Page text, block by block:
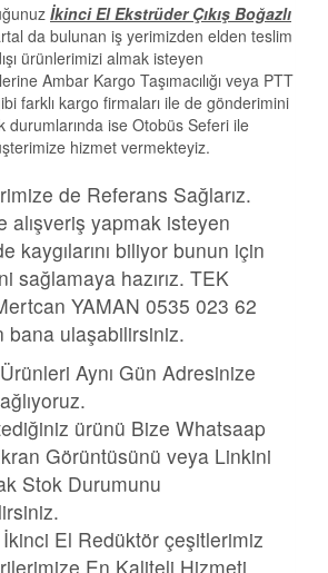
İkinci El Ekstrüder Çıkış Boğazlı
da bulunan iş yerimizden elden teslim
ürünlerimizi almak isteyen
Ambar Kargo Taşımacılığı veya PTT
farklı kargo firmaları ile de gönderimini
durumlarında ise Otobüs Seferi ile
hizmet vermekteyiz.
de Referans Sağlarız.
alışveriş yapmak isteyen
kaygılarını biliyor bunun için
sağlamaya hazırız. TEK
YAMAN 0535 023 62
bana ulaşabilirsiniz.
Ürünleri Aynı Gün Adresinize
ürünü Bize Whatsaap
Görüntüsünü veya Linkini
Stok Durumunu
El Redüktör çeşitlerimiz
En Kaliteli Hizmeti